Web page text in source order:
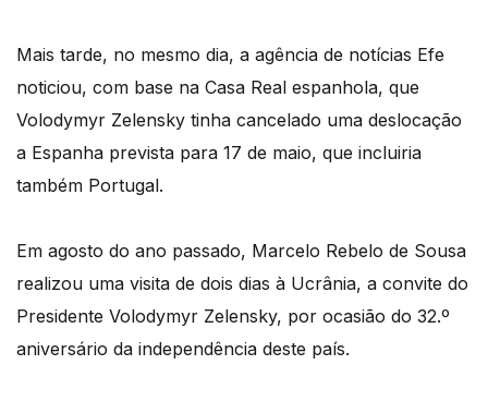
Mais tarde, no mesmo dia, a agência de notícias Efe
noticiou, com base na Casa Real espanhola, que
Volodymyr Zelensky tinha cancelado uma deslocação
a Espanha prevista para 17 de maio, que incluiria
também Portugal.
Em agosto do ano passado, Marcelo Rebelo de Sousa
realizou uma visita de dois dias à Ucrânia, a convite do
Presidente Volodymyr Zelensky, por ocasião do 32.º
aniversário da independência deste país.